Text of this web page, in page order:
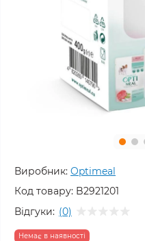
Виробник: Optimeal
Код товару: B2921201
Відгуки: (0)
Немає в наявності